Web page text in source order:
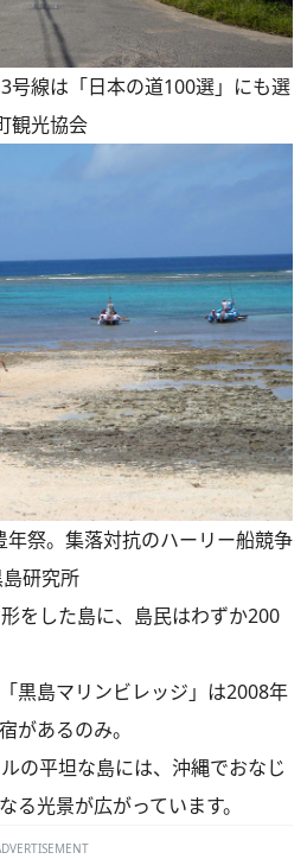
号線は「日本の道100選」にも選
観光協会
年祭。集落対抗のハーリー船競争
研究所
をした島に、島民はわずか200
黒島マリンビレッジ」は2008年
があるのみ。
の平坦な島には、沖縄でおなじ
る光景が広がっています。